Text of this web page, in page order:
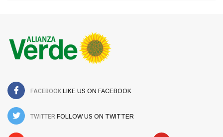
FACEBOOK LIKE US ON FACEBOOK
TWITTER FOLLOW US ON TWITTER